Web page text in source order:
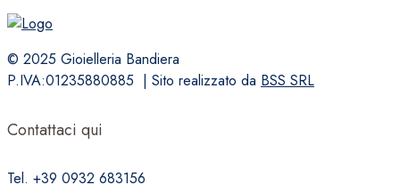
© 2025 Gioielleria Bandiera
P.IVA:01235880885 | Sito realizzato da BSS SRL
Contattaci qui
Tel. +39 0932 683156